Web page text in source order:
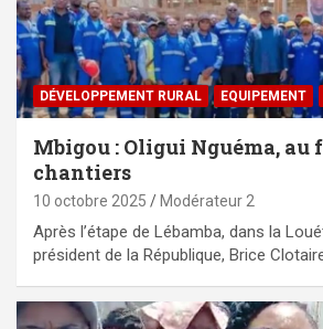
DÉVELOPPEMENT RURAL EQUIPEMENT
Mbigou : Oligui Nguéma, au
chantiers
10 octobre 2025 Modérateur 2
Après l’étape de Lébamba, dans la
président de la République, Brice